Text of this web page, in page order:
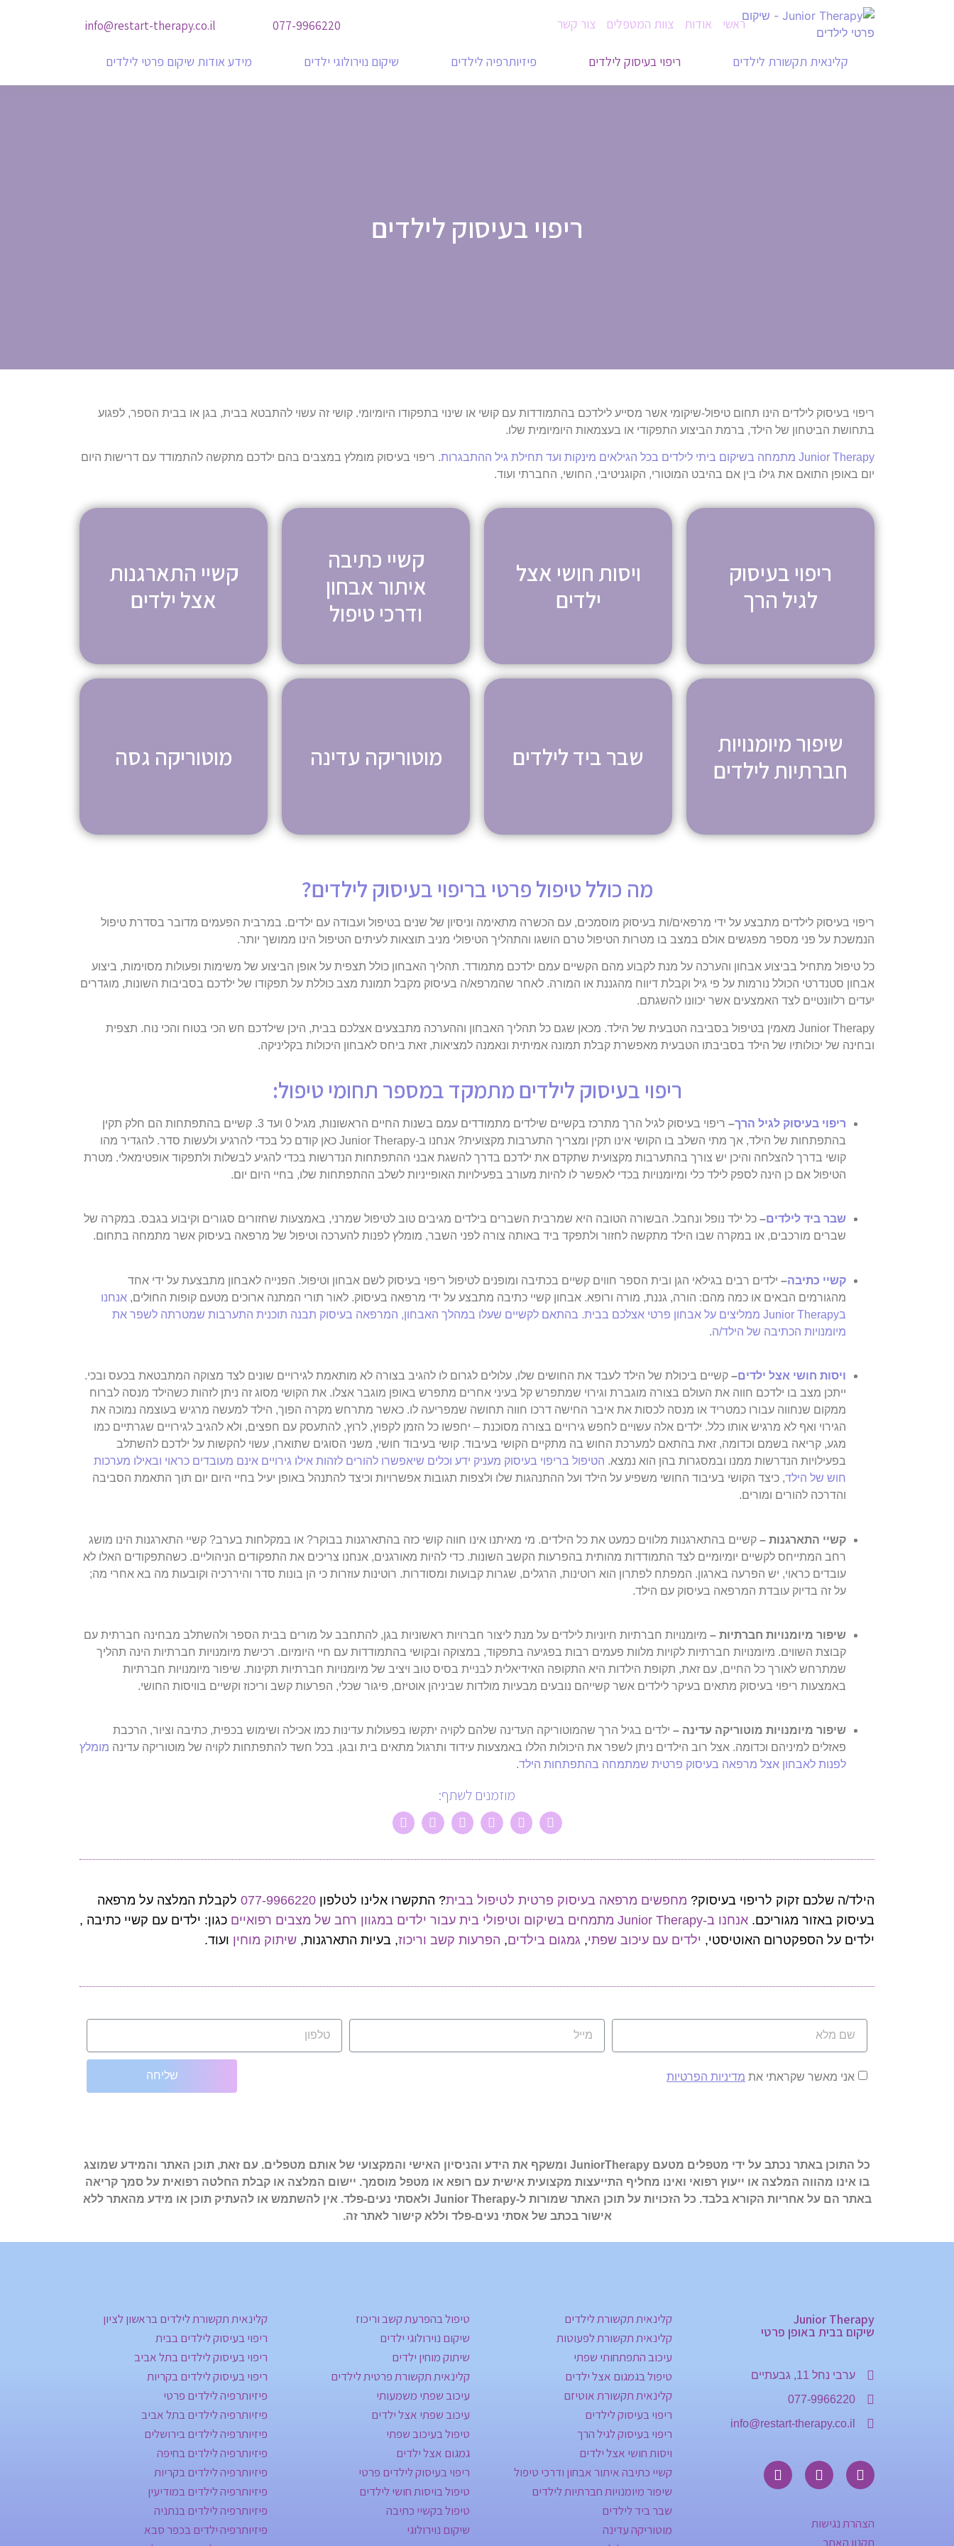
ראשי אודות צוות המטפלים צור קשר 077-9966220
info@restart-therapy.co.il
קלינאית תקשורת לילדים ריפוי בעיסוק לילדים פיזיותרפיה לילדים שיקום נוירולוגי ילדים מידע אודות שיקום פרטי לילדים
ריפוי בעיסוק לילדים
ריפוי בעיסוק לילדים הינו תחום טיפול-שיקומי אשר מסייע לילדכם בהתמודדות עם קושי או שינוי בתפקודו היומיומי. קושי זה עשוי להתבטא בבית, בגן או בבית הספר, לפגוע
בתחושת הביטחון של הילד, ברמת הביצוע התפקודי או בעצמאות היומיומית שלו.
Junior Therapy מתמחה בשיקום ביתי לילדים בכל הגילאים מינקות ועד תחילת גיל ההתבגרות
. ריפוי בעיסוק מומלץ במצבים בהם ילדכם מתקשה להתמודד עם דרישות היום
יום באופן התואם את גילו בין אם בהיבט המוטורי, הקוגניטיבי, החושי, החברתי ועוד.
ריפוי בעיסוק
לגיל הרך
ויסות חושי אצל
ילדים
קשיי כתיבה
איתור אבחון
ודרכי טיפול
קשיי התארגנות
אצל ילדים
שיפור מיומנויות
חברתיות לילדים
שבר ביד לילדים מוטוריקה עדינה מוטוריקה גסה
מה כולל טיפול פרטי בריפוי בעיסוק לילדים?
ריפוי בעיסוק לילדים מתבצע על ידי מרפאים/ות בעיסוק מוסמכים, עם הכשרה מתאימה וניסיון של שנים בטיפול ועבודה עם ילדים. במרבית הפעמים מדובר בסדרת טיפול
הנמשכת על פני מספר מפגשים אולם במצב בו מטרות הטיפול טרם הושגו והתהליך הטיפולי מניב תוצאות לעיתים הטיפול הינו ממושך יותר.
כל טיפול מתחיל בביצוע אבחון והערכה על מנת לקבוע מהם הקשיים עמם ילדכם מתמודד. תהליך האבחון כולל תצפית על אופן הביצוע של משימות ופעולות מסוימות, ביצוע
אבחון סטנדרטי הכולל נורמות על פי גיל וקבלת דיווח מהגננת או המורה. לאחר שהמרפא/ה בעיסוק מקבל תמונת מצב כוללת על תפקודו של ילדכם בסביבות השונות, מוגדרים
יעדים רלוונטיים לצד האמצעים אשר יכוונו להשגתם.
Junior Therapy מאמין בטיפול בסביבה הטבעית של הילד. מכאן שגם כל תהליך האבחון וההערכה מתבצעים אצלכם בבית, היכן שילדכם חש הכי בטוח והכי נוח. תצפית
ובחינה של יכולותיו של הילד בסביבתו הטבעית מאפשרת קבלת תמונה אמיתית ונאמנה למציאות, זאת ביחס לאבחון היכולות בקליניקה.
ריפוי בעיסוק לילדים מתמקד במספר תחומי טיפול:
ריפוי בעיסוק לגיל הרך–
ריפוי בעיסוק לגיל הרך מתרכז בקשיים שילדים מתמודדים עמם בשנות החיים הראשונות, מגיל 0 ועד 3. קשיים בהתפתחות הם חלק תקין
בהתפתחות של הילד, אך מתי השלב בו הקושי אינו תקין ומצריך התערבות מקצועית? אנחנו ב-Junior Therapy כאן קודם כל בכדי להרגיע ולעשות סדר. להגדיר מהו
קושי בדרך להצלחה והיכן יש צורך בהתערבות מקצועית שתקדם את ילדכם בדרך להשגת אבני ההתפתחות הנדרשות בכדי להגיע לבשלות ולתפקוד אופטימאלי. מטרת
הטיפול אם כן הינה לספק לילד כלי ומיומנויות בכדי לאפשר לו להיות מעורב בפעילויות האופייניות לשלב ההתפתחות שלו, בחיי היום יום.
שבר ביד לילדים– כל ילד נופל ונחבל. הבשורה הטובה היא שמרבית השברים בילדים מגיבים טוב לטיפול שמרני, באמצעות שחזורים סגורים וקיבוע בגבס. במקרה של
שברים מורכבים, או במקרה שבו הילד מתקשה לחזור ולתפקד ביד באותה צורה לפני השבר, מומלץ לפנות להערכה וטיפול של מרפאה בעיסוק אשר מתמחה בתחום.
קשיי כתיבה– ילדים רבים בגילאי הגן ובית הספר חווים קשיים בכתיבה ומופנים לטיפול ריפוי בעיסוק לשם אבחון וטיפול. הפנייה לאבחון מתבצעת על ידי אחד
מהגורמים הבאים או כמה מהם: הורה, גננת, מורה ורופא. אבחון קשיי כתיבה מתבצע על ידי מרפאה בעיסוק. לאור תורי המתנה ארוכים מטעם קופות החולים, אנחנו
בJunior Therapy ממליצים על אבחון פרטי אצלכם בבית. בהתאם לקשיים שעלו במהלך האבחון, המרפאה בעיסוק תבנה תוכנית התערבות שמטרתה לשפר את
מיומנויות הכתיבה של הילד/ה.
ויסות חושי אצל ילדים– קשיים ביכולת של הילד לעבד את החושים שלו, עלולים לגרום לו להגיב בצורה לא מותאמת לגירויים שונים לצד מצוקה המתבטאת בכעס ובכי.
ייתכן מצב בו ילדכם חווה את העולם בצורה מוגברת וגירוי שמתפרש קל בעיני אחרים מתפרש באופן מוגבר אצלו. את הקושי מסוג זה ניתן לזהות כשהילד מנסה לברוח
ממקום שנחווה עבורו כמטריד או מנסה לכסות את איבר החישה דרכו חווה תחושה שמפריעה לו. כאשר מתרחש מקרה הפוך, הילד למעשה מרגיש בעוצמה נמוכה את
הגירוי ואף לא מרגיש אותו כלל. ילדים אלה עשויים לחפש גירויים בצורה מסוכנת – יחפשו כל הזמן לקפוץ, לרוץ, להתעסק עם חפצים, ולא להגיב לגירויים שגרתיים כמו
מגע, קריאה בשמם וכדומה, זאת בהתאם למערכת החוש בה מתקיים הקושי בעיבוד. קושי בעיבוד חושי, משני הסוגים שתוארו, עשוי להקשות על ילדכם להשתלב
בפעילויות הנדרשות ממנו ובמסגרות בהן הוא נמצא. הטיפול בריפוי בעיסוק מעניק ידע וכלים שיאפשרו להורים לזהות אילו גירויים אינם מעובדים כראוי ובאילו מערכות
חוש של הילד, כיצד הקושי בעיבוד החושי משפיע על הילד ועל ההתנהגות שלו ולצפות תגובות אפשרויות וכיצד להתנהל באופן יעיל בחיי היום יום תוך התאמת הסביבה
והדרכה להורים ומורים.
קשיי התארגנות – קשיים בהתארגנות מלווים כמעט את כל הילדים. מי מאיתנו אינו חווה קושי כזה בהתארגנות בבוקר? או במקלחות בערב? קשיי התארגנות הינו מושג
רחב המתייחס לקשיים יומיומיים לצד התמודדות מהותית בהפרעות הקשב השונות. כדי להיות מאורגנים, אנחנו צריכים את התפקודים הניהוליים. כשהתפקודים האלו לא
עובדים כראוי, יש הפרעה בארגון. המפתח לפתרון הוא רוטינות, הרגלים, שגרות קבועות ומסודרות. רוטינות עוזרות כי הן בונות סדר והיררכיה וקובעות מה בא אחרי מה;
על זה בדיוק עובדת המרפאה בעיסוק עם הילד.
שיפור מיומנויות חברתיות – מיומנויות חברתיות חיוניות לילדים על מנת ליצור חברויות ראשוניות בגן, להתחבב על מורים בבית הספר ולהשתלב מבחינה חברתית עם
קבוצת השווים. מיומנויות חברתיות לקויות מלוות פעמים רבות בפגיעה בתפקוד, במצוקה ובקושי בהתמודדות עם חיי היומיום. רכישת מיומנויות חברתיות הינה תהליך
שמתרחש לאורך כל החיים, עם זאת, תקופת הילדות היא התקופה האידיאלית לבניית בסיס טוב ויציב של מיומנויות חברתיות תקינות. שיפור מיומנויות חברתיות
באמצעות ריפוי בעיסוק מתאים בעיקר לילדים אשר קשייהם נובעים מבעיות מולדות שביניהן אוטיזם, פיגור שכלי, הפרעות קשב וריכוז וקשיים בוויסות החושי.
שיפור מיומנויות מוטוריקה עדינה – ילדים בגיל הרך שהמוטוריקה העדינה שלהם לקויה יתקשו בפעולות עדינות כמו אכילה ושימוש בכפית, כתיבה וציור, הרכבת
פאזלים למיניהם וכדומה. אצל רוב הילדים ניתן לשפר את היכולות הללו באמצעות עידוד ותרגול מתאים בית ובגן. בכל חשד להתפתחות לקויה של מוטוריקה עדינה מומלץ
לפנות לאבחון אצל מרפאה בעיסוק פרטית שמתמחה בהתפתחות הילד.
מוזמנים לשתף:
הילד/ה שלכם זקוק לריפוי בעיסוק? מחפשים מרפאה בעיסוק פרטית לטיפול בבית? התקשרו אלינו לטלפון 077-9966220 לקבלת המלצה על מרפאה
בעיסוק באזור מגוריכם. אנחנו ב-Junior Therapy מתמחים בשיקום וטיפולי בית עבור ילדים במגוון רחב של מצבים רפואיים
כגון: ילדים עם קשיי כתיבה ,
ילדים על הספקטרום האוטיסטי, ילדים עם עיכוב שפתי, גמגום בילדים, הפרעות קשב וריכוז, בעיות התארגנות, שיתוק מוחין ועוד.
אני מאשר שקראתי את מדיניות הפרטיות שליחה
כל התוכן באתר נכתב על ידי מטפלים מטעם JuniorTherapy ומשקף את הידע והניסיון האישי והמקצועי של אותם מטפלים. עם זאת, תוכן האתר והמידע שמוצג
בו אינו מהווה המלצה או ייעוץ רפואי ואינו מחליף התייעצות מקצועית אישית עם רופא או מטפל מוסמך. יישום המלצה או קבלת החלטה רפואית על סמך קריאה
באתר הם על אחריות הקורא בלבד. כל הזכויות על תוכן האתר שמורות ל-Junior Therapy ולאסתי נעים-פלד. אין להשתמש או להעתיק תוכן או מידע מהאתר ללא
אישור בכתב של אסתי נעים-פלד וללא קישור לאתר זה.
Junior Therapy
שיקום בבית באופן פרטי
ערבי נחל 11, גבעתיים
077-9966220
info@restart-therapy.co.il
הצהרת נגישות
תקנון האתר
קלינאית תקשורת לילדים
קלינאית תקשורת לפעוטות
עיכוב התפתחותי שפתי
טיפול בגמגום אצל ילדים
קלינאית תקשורת אוטיזם
ריפוי בעיסוק לילדים
ריפוי בעיסוק לגיל הרך
ויסות חושי אצל ילדים
קשיי כתיבה איתור אבחון ודרכי טיפול
שיפור מיומנויות חברתיות לילדים
שבר ביד לילדים
מוטוריקה עדינה
טיפול בהפרעת קשב וריכוז
שיקום נוירולוגי ילדים
שיתוק מוחין ילדים
קלינאית תקשורת פרטית לילדים
עיכוב שפתי משמעותי
עיכוב שפתי אצל ילדים
טיפול בעיכוב שפתי
גמגום אצל ילדים
ריפוי בעיסוק לילדים פרטי
טיפול בויסות חושי לילדים
טיפול בקשיי כתיבה
שיקום נוירולוגי
קלינאית תקשורת לילדים בראשון לציון
ריפוי בעיסוק לילדים בבית
ריפוי בעיסוק לילדים בתל אביב
ריפוי בעיסוק לילדים בקריות
פיזיותרפיה לילדים פרטי
פיזיותרפיה לילדים בתל אביב
פיזיותרפיה לילדים בירושלים
פיזיותרפיה לילדים בחיפה
פיזיותרפיה לילדים בקריות
פיזיותרפיה לילדים במודיעין
פיזיותרפיה לילדים בנתניה
פיזיותרפיה ילדים בכפר סבא